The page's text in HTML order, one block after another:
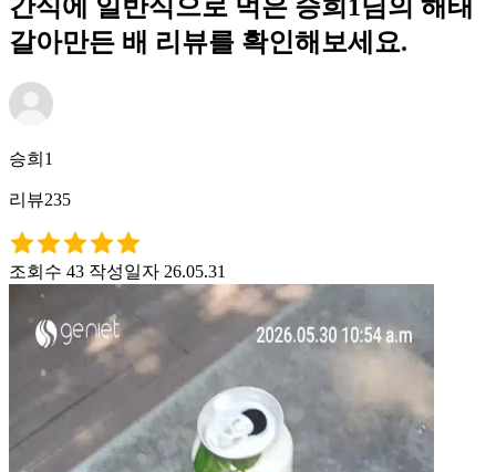
간식에 일반식으로 먹은 승희1님의 해태
갈아만든 배 리뷰를 확인해보세요.
승희1
리뷰235
조회수 43 작성일자 26.05.31